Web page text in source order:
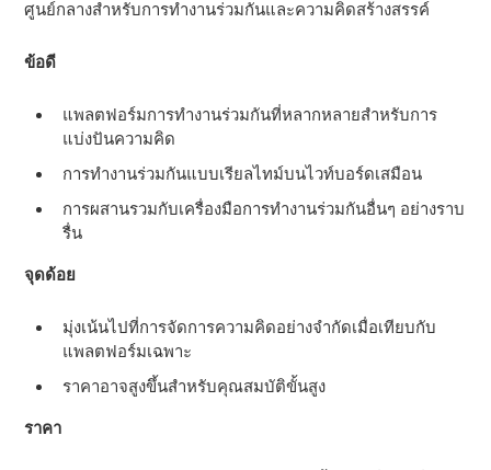
ศูนย์กลางสําหรับการทํางานร่วมกันและความคิดสร้างสรรค์
ข้อดี
แพลตฟอร์มการทํางานร่วมกันที่หลากหลายสําหรับการ
แบ่งปันความคิด
การทํางานร่วมกันแบบเรียลไทม์บนไวท์บอร์ดเสมือน
การผสานรวมกับเครื่องมือการทํางานร่วมกันอื่นๆ อย่างราบ
รื่น
จุดด้อย
มุ่งเน้นไปที่การจัดการความคิดอย่างจํากัดเมื่อเทียบกับ
แพลตฟอร์มเฉพาะ
ราคาอาจสูงขึ้นสําหรับคุณสมบัติขั้นสูง
ราคา